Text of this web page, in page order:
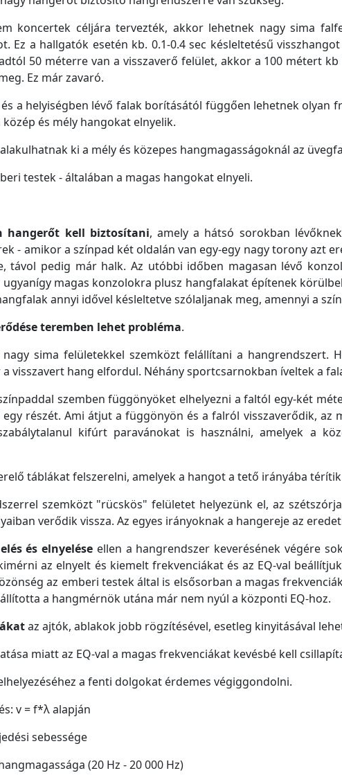
koncertek céljára tervezték, akkor lehetnek nagy sima
Ez a hallgatók esetén kb. 0.1-0.4 sec késleltetésű
50 méterre van a visszaverő felület, akkor a 100 métert
Ez már zavaró.
a helyiségben lévő falak borításától függően lehetnek olyan
és mély hangokat elnyelik.
ki a mély és közepes hangmagasságoknál az
testek - általában a magas hangokat elnyeli.
hangerőt kell biztosítani, amely a hátsó sorokban
- amikor a színpad két oldalán van egy-egy nagy torony azt
távol pedig már halk. Az utóbbi időben magasan lévő
magas konzolokra plusz hangfalakat építenek
annyi idővel késleltetve szólaljanak meg, amennyi a
teremben lehet probléma.
nagy sima felületekkel szemközt felállítani a hangrendszert.
visszavert hang elfordul. Néhány sportcsarnokban íveltek a
szemben függönyöket elhelyezni a faltól egy-két
részét. Ami átjut a függönyön és a falról visszaverődik, az
kifúrt paravánokat is használni, amelyek a
táblákat felszerelni, amelyek a hangot a tető irányába
szemközt "rücskös" felületet helyezünk el, az
verődik vissza. Az egyes irányoknak a hangereje az
és elnyelése ellen a hangrendszer keverésének végére
az elnyelt és kiemelt frekvenciákat és az EQ-val
az emberi testek által is elsősorban a magas
a hangmérnök utána már nem nyúl a központi EQ-hoz.
az ajtók, ablakok jobb rögzítésével, esetleg kinyitásával
miatt az EQ-val a magas frekvenciákat kevésbé kell
a fenti dolgokat érdemes végiggondolni.
v = f*λ alapján
sebessége
(20 Hz - 20 000 Hz)